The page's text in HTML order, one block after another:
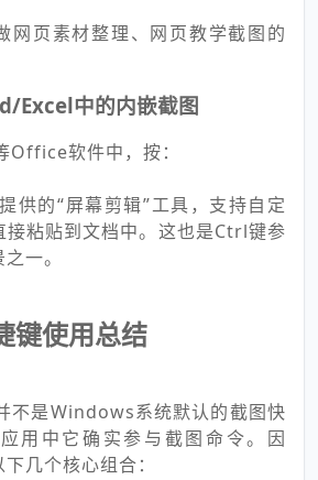
网页素材整理、网页教学截图的
Excel中的内嵌截图
软件中，按：
供的“屏幕剪辑”工具，支持自定
接粘贴到文档中。这也是Ctrl键参
一。
键使用总结
不是Windows系统默认的截图快
用中它确实参与截图命令。因
几个核心组合：